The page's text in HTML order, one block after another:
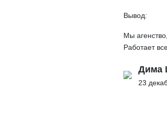
Вывод:
Мы
Работает
Дима
23